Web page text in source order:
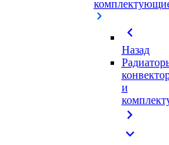
chevron_left
Назад
и
chevron_right
expand_more